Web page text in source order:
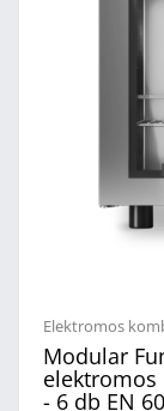
Elektromos
Modular
- 6 db EN